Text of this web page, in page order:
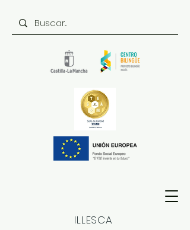
ILLESCA